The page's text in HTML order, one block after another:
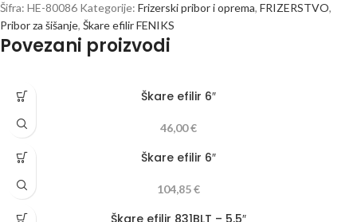
Šifra: HE-80086 Kategorije: Frizerski pribor i oprema, FRIZERSTVO,
Pribor za šišanje, Škare efilir FENIKS
Povezani proizvodi
Škare efilir 6″
46,00€
Škare efilir 6″
104,85€